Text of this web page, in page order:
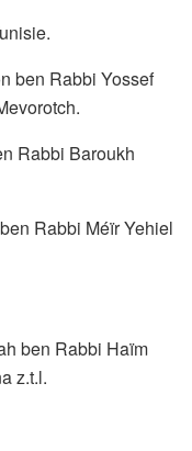
ben Rabbi Yossef
Rabbi Baroukh
Rabbi Méïr Yehiel
ben Rabbi Haïm
z.t.l.